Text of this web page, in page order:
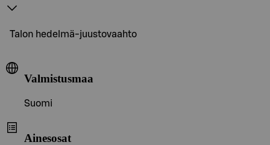
Talon hedelmä-juustovaahto
Valmistusmaa
Suomi
Ainesosat